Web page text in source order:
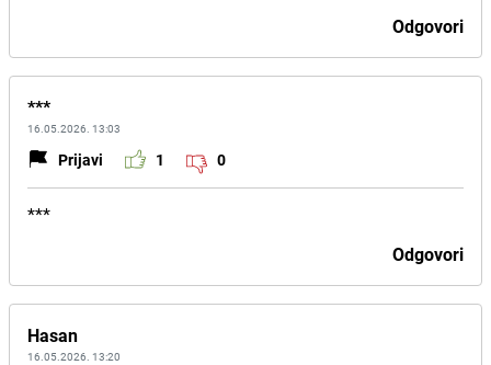
Odgovori
***
16.05.2026. 13:03
Prijavi 1 0
***
Odgovori
Hasan
16.05.2026. 13:20